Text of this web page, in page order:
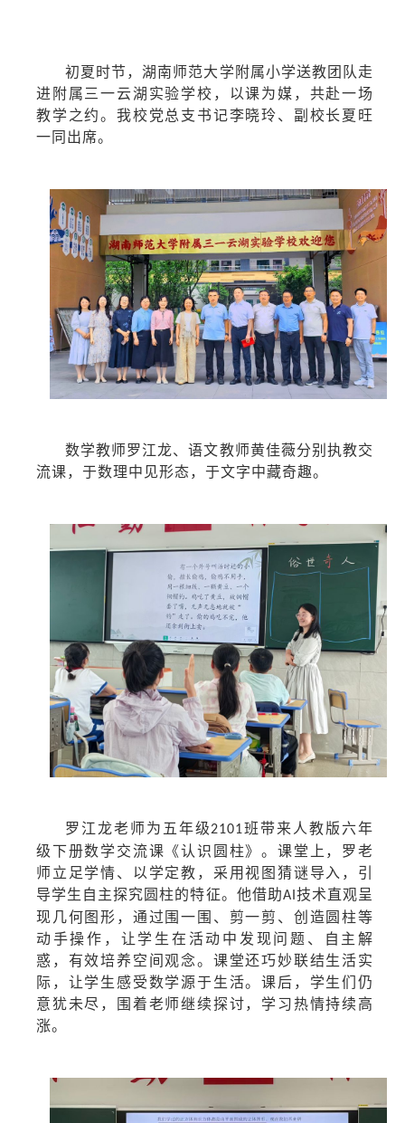
初夏时节，湖南师范大学附属小学送教团队走
进附属三一云湖实验学校，以课为媒，共赴一场
教学之约。我校党总支书记李晓玲、副校长夏旺
一同出席。
数学教师罗江龙、语文教师黄佳薇分别执教交
流课，于数理中见形态，于文字中藏奇趣。
罗江龙老师为五年级2101班带来人教版六年
级下册数学交流课《认识圆柱》。课堂上，罗老
师立足学情、以学定教，采用视图猜谜导入，引
导学生自主探究圆柱的特征。他借助AI 技术直观呈
现几何图形，通过围一围、剪一剪、创造圆柱等
动手操作，让学生在活动中发现问题、自主解
惑，有效培养空间观念。课堂还巧妙联结生活实
际，让学生感受数学源于生活。课后，学生们仍
意犹未尽，围着老师继续探讨，学习热情持续高
涨。